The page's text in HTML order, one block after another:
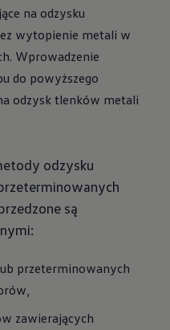
na odzysku
wytopienie metali w
Wprowadzenie
do powyższego
odzysk tlenków metali
odzysku
są
przeterminowanych
zawierających